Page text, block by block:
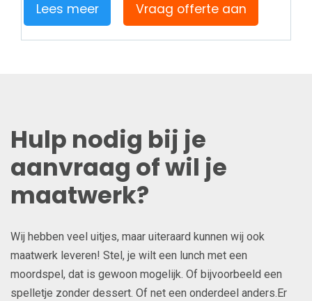
Lees meer Vraag offerte aan
Hulp nodig bij je
aanvraag of wil je
maatwerk?
Wij hebben veel uitjes, maar uiteraard kunnen wij ook
maatwerk leveren! Stel, je wilt een lunch met een
moordspel, dat is gewoon mogelijk. Of bijvoorbeeld een
spelletje zonder dessert. Of net een onderdeel anders.Er